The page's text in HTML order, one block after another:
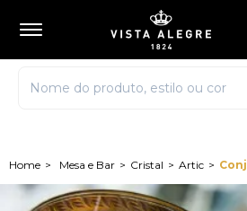
Mesa e Bar Cristal Artic